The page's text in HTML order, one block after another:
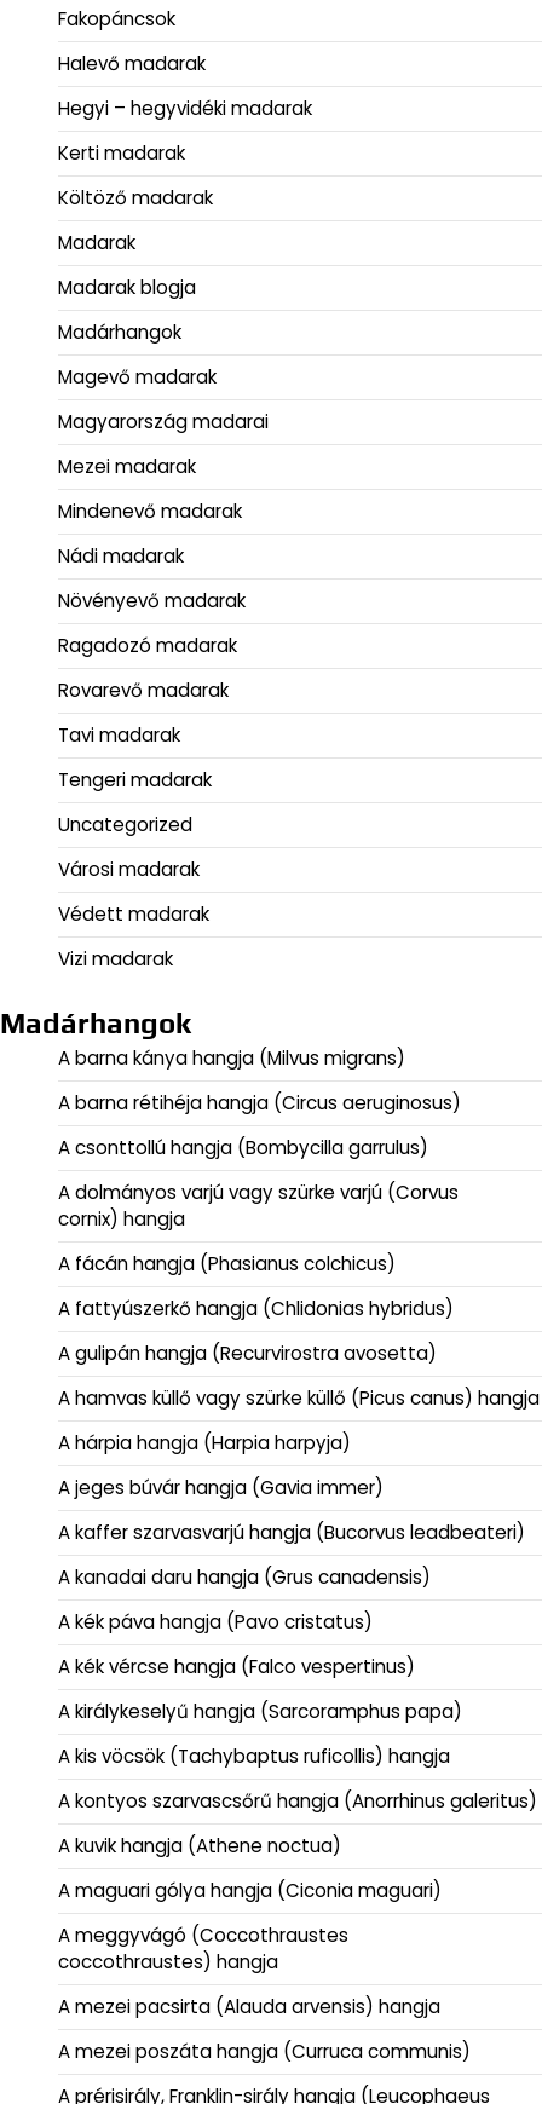
Fakopáncsok
Halevő madarak
Hegyi – hegyvidéki madarak
Kerti madarak
Költöző madarak
Madarak
Madarak blogja
Madárhangok
Magevő madarak
Magyarország madarai
Mezei madarak
Mindenevő madarak
Nádi madarak
Növényevő madarak
Ragadozó madarak
Rovarevő madarak
Tavi madarak
Tengeri madarak
Uncategorized
Városi madarak
Védett madarak
Vizi madarak
Madárhangok
A barna kánya hangja (Milvus migrans)
A barna rétihéja hangja (Circus aeruginosus)
A csonttollú hangja (Bombycilla garrulus)
A dolmányos varjú vagy szürke varjú (Corvus
cornix) hangja
A fácán hangja (Phasianus colchicus)
A fattyúszerkő hangja (Chlidonias hybridus)
A gulipán hangja (Recurvirostra avosetta)
A hamvas küllő vagy szürke küllő (Picus canus) hangja
A hárpia hangja (Harpia harpyja)
A jeges búvár hangja (Gavia immer)
A kaffer szarvasvarjú hangja (Bucorvus leadbeateri)
A kanadai daru hangja (Grus canadensis)
A kék páva hangja (Pavo cristatus)
A kék vércse hangja (Falco vespertinus)
A királykeselyű hangja (Sarcoramphus papa)
A kis vöcsök (Tachybaptus ruficollis) hangja
A kontyos szarvascsőrű hangja (Anorrhinus galeritus)
A kuvik hangja (Athene noctua)
A maguari gólya hangja (Ciconia maguari)
A meggyvágó (Coccothraustes
coccothraustes) hangja
A mezei pacsirta (Alauda arvensis) hangja
A mezei poszáta hangja (Curruca communis)
A prérisirály, Franklin-sirály hangja (Leucophaeus